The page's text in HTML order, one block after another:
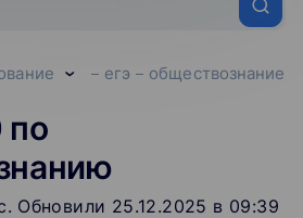
егэ обществознание
по
. Обновили 25.12.2025 в 09:39